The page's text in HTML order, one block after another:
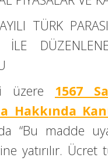
TÜRK
İLE
üzere 1567
Hakkında
“Bu madde
yatırılır.